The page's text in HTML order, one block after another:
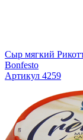
Сыр мягкий
Bonfesto
Артикул 4259